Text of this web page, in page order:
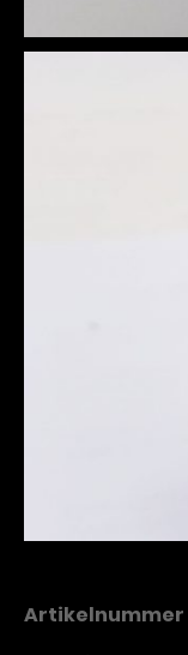
Artikelnummer